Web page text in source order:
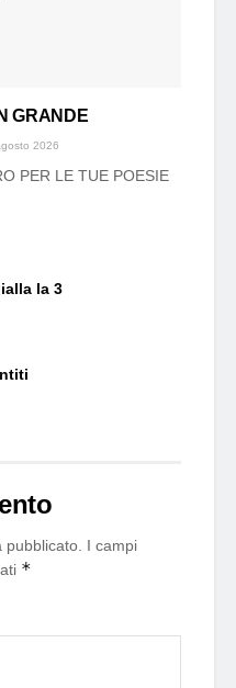
GRANDE
2026
LE TUE POESIE
la 3
I campi
*